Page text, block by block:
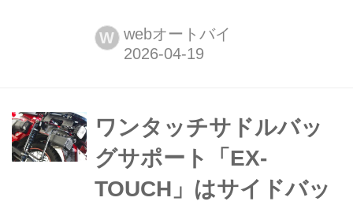
通勤でくたびれてしまったスーパーカ
ブ110(JA44)のメンテナンス。最後に
FIREBALL(ファイヤーボール)。車業界
で人気の最高級プロフェッショナルカ
ーコスメティックブランド。シャンプ
ーからコーティン...
W webオートバイ
ワンタッチサドルバッ
グサポート「EX-
TOUCH」はサイドバッ